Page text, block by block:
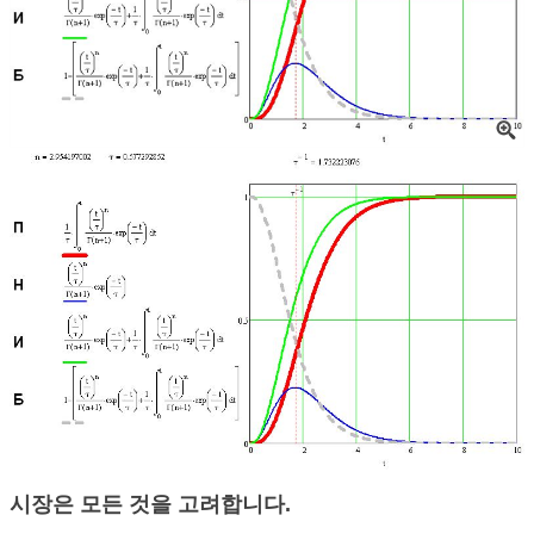
시장은 모든 것을 고려합니다.